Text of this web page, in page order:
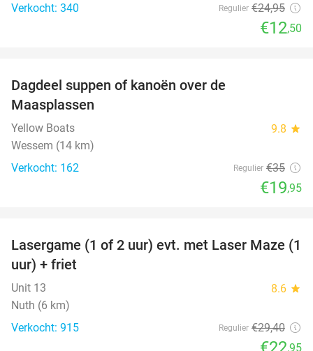
Verkocht: 340
Regulier €24,95
€12,50
Dagdeel suppen of kanoën over de
Maasplassen
Yellow Boats 9.8 star
Wessem (14 km)
Verkocht: 162
Regulier €35
€19,95
22%
Lasergame (1 of 2 uur) evt. met Laser Maze (1
uur) + friet
Unit 13 8.6 star
Nuth (6 km)
Verkocht: 915
Regulier €29,40
,95